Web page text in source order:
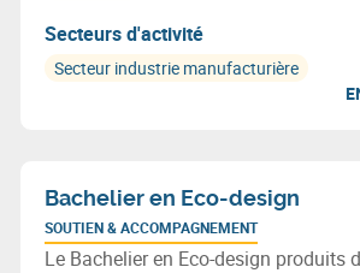
Secteurs d'activité
Secteur industrie manufacturière
Bachelier en Eco-design
SOUTIEN & ACCOMPAGNEMENT
Le Bachelier en Eco-design produits